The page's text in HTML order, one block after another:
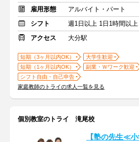
雇用形態
アルバイト・パート
シフト
週1日以上 1日1時間以上
アクセス
大分駅
短期（3ヶ月以内OK）
大学生歓迎
短期（1ヶ月以内OK）
副業・Ｗワーク歓迎
シフト自由・自己申告
家庭教師のトライの求人一覧を見る
個別教室のトライ 滝尾校
【塾の先生≪